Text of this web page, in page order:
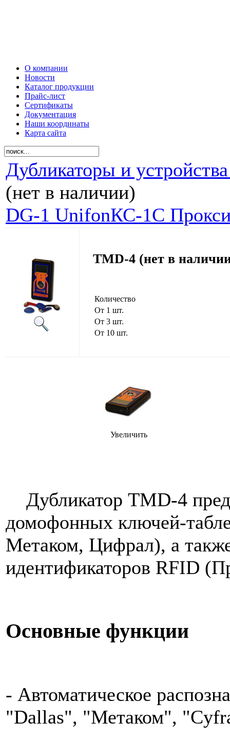
О компании
Новости
Каталог продукции
Прайс-лист
Сертификаты
Документация
Наши координаты
Карта сайта
Дубликаторы и
(нет в наличии)
DG-1 UnifonКС-1С
TMD-4 (нет в
Количество
От 1 шт.
От 3 шт.
От 10 шт.
Увеличить
Дубликатор TMD-4
домофонных ключей-
Метаком, Цифрал), а
идентификаторов RFID
Основные функции
- Автоматическое
"Dallas", "Метаком",